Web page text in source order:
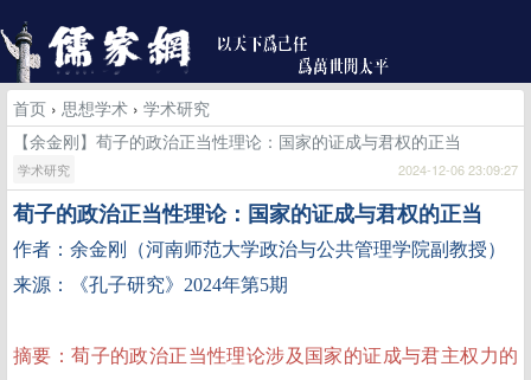
首页 › 思想学术 › 学术研究
【余金刚】荀子的政治正当性理论：国家的证成与君权的正当
学术研究 2024-12-06 23:09:27
荀子的政治正当性理论：国家的证成与君权的正当
作者：余金刚（河南师范大学政治与公共管理学院副教授）
来源：《孔子研究》2024年第5期
摘要：荀子的政治正当性理论涉及国家的证成与君主权力的